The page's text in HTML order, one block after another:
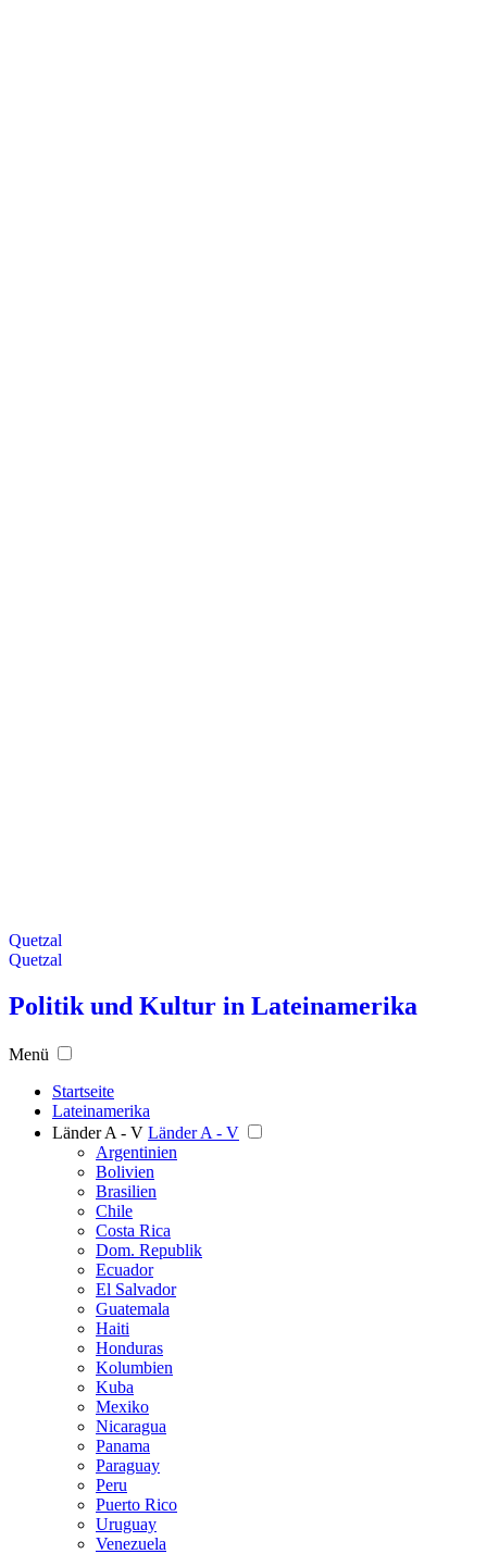
Quetzal
Quetzal
Politik und Kultur in Lateinamerika
Menü
Startseite
Lateinamerika
Länder A - V Länder A - V
Argentinien
Bolivien
Brasilien
Chile
Costa Rica
Dom. Republik
Ecuador
El Salvador
Guatemala
Haiti
Honduras
Kolumbien
Kuba
Mexiko
Nicaragua
Panama
Paraguay
Peru
Puerto Rico
Uruguay
Venezuela